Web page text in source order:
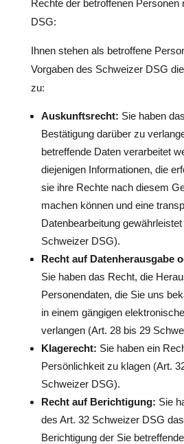
Rechte der betroffenen
DSG:
Ihnen stehen als betroffene
Vorgaben des Schweizer DSG
zu:
Auskunftsrecht: Sie haben
Bestätigung darüber zu
betreffende Daten verarbeitet
diejenigen Informationen, die
sie ihre Rechte nach diesem
machen können und eine
Datenbearbeitung
Schweizer DSG).
Recht auf Datenherausgabe
Sie haben das Recht, die
Personendaten, die Sie uns
in einem gängigen
verlangen (Art. 28 bis 29
Klagerecht: Sie haben ein
Persönlichkeit zu klagen (Art.
Schweizer DSG).
Recht auf Berichtigung: Sie
des Art. 32 Schweizer DSG
Berichtigung der Sie